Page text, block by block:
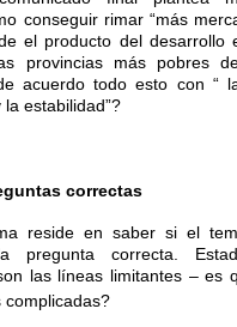
conseguir rimar “más
el producto del desarrollo
provincias más pobres
acuerdo todo esto con “
estabilidad”?
correctas
reside en saber si el
pregunta correcta.
las líneas limitantes – es
complicadas?